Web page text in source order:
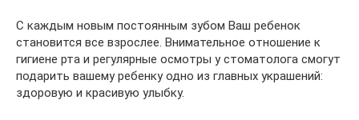
С каждым новым постоянным зубом Ваш ребенок
становится все взрослее. Внимательное отношение к
гигиене рта и регулярные осмотры у стоматолога смогут
подарить вашему ребенку одно из главных украшений:
здоровую и красивую улыбку.